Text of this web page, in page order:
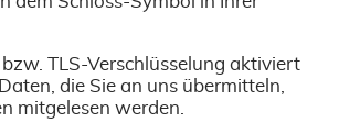
TLS-Verschlüsselung aktiviert
die Sie an uns übermitteln,
mitgelesen werden.